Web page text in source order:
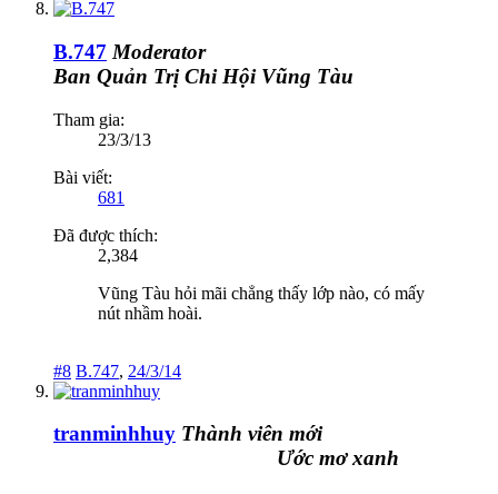
B.747 Moderator
Ban Quản Trị Chi Hội Vũng Tàu
Tham gia:
23/3/13
Bài viết:
681
Đã được thích:
2,384
Vũng Tàu hỏi mãi chẳng thấy lớp nào, có mấy
nút nhầm hoài.
#8 B.747, 24/3/14
tranminhhuy Thành viên mới
Ước mơ xanh